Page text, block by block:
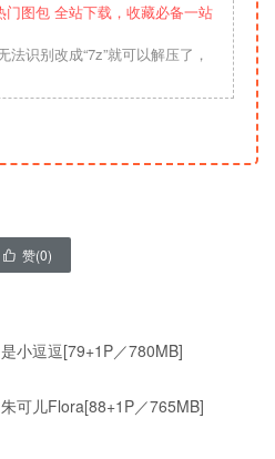
图包 全站下载，收藏必备一站
识别改成“7z”就可以解压了，
 赞(0)
小逗逗[79+1P／780MB]
可儿Flora[88+1P／765MB]